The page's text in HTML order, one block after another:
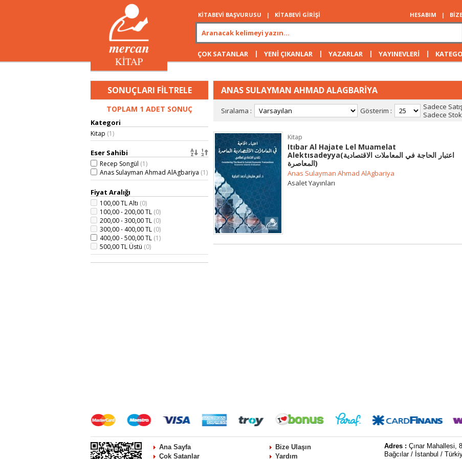
KİTABEVİ BAŞVURUSU | KİTABEVİ GİRİŞİ HESABIM |
ÇOK SATANLAR | YENİ ÇIKANLAR | YAZARLAR | YAYINEVLERİ |
SONUÇLARI FİLTRELE
TOPLAM 1 ADET SONUÇ
Kategori
Kitap (1)
Eser Sahibi
Recep Songül (1)
Anas Sulayman Ahmad AlAgbariya (1)
Fiyat Aralığı
100,00 TL Altı (0)
100,00 - 200,00 TL (0)
200,00 - 300,00 TL (0)
300,00 - 400,00 TL (0)
400,00 - 500,00 TL (1)
500,00 TL Üstü (0)
ANAS SULAYMAN AHMAD ALAGBARİYA
Sıralama : Gösterim :
Sadece
Sadece
Kitap
Itıbar Al Hajate Lel Muamelat
Alektısadeyya(اعتبار الحاجة في المعاملات الاقتصادية
المعاصرة)
Anas Sulayman Ahmad AlAgbariya
Asalet Yayınları
Ana Sayfa
Çok Satanlar
Bize Ulaşın
Yardım
Adres :Çınar Mahallesi,
Bağcılar / İstanbul /